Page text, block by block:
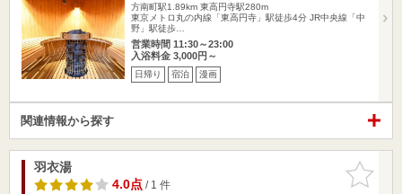
方南町駅1.89km 東高円寺駅280m
東京メトロ丸の内線「東高円寺」駅徒歩4分 JR中央線「中
野」駅徒歩…
営業時間 11:30～23:00
入浴料金 3,000円～
日帰り 宿泊 漫画
関連情報から探す
お気に入
りに追加
羽衣湯
4.0点/ 1 件